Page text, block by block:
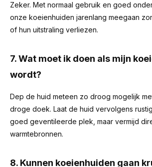
Zeker. Met normaal gebruik en goed
onze koeienhuiden jarenlang meegaan
of hun uitstraling verliezen.
7. Wat moet ik doen als mijn
wordt?
Dep de huid meteen zo droog mogelijk
droge doek. Laat de huid vervolgens
goed geventileerde plek, maar vermijd
warmtebronnen.
8. Kunnen koeienhuiden gaan